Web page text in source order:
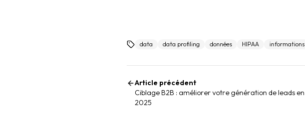
data data profiling données HIPAA informations
Article précédent
Ciblage B2B : améliorer votre génération de leads en
2025